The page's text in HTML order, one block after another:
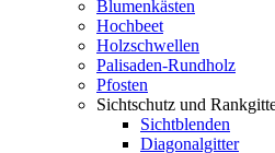
Blumenkästen
Hochbeet
Holzschwellen
Palisaden-Rundholz
Pfosten
Sichtschutz und
Sichtblenden
Diagonalgitter